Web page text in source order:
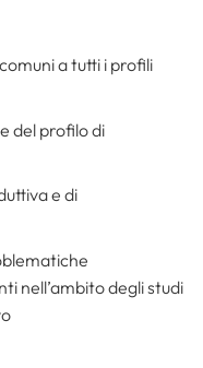
a tutti i profili
del profilo di
e di
nell’ambito degli studi